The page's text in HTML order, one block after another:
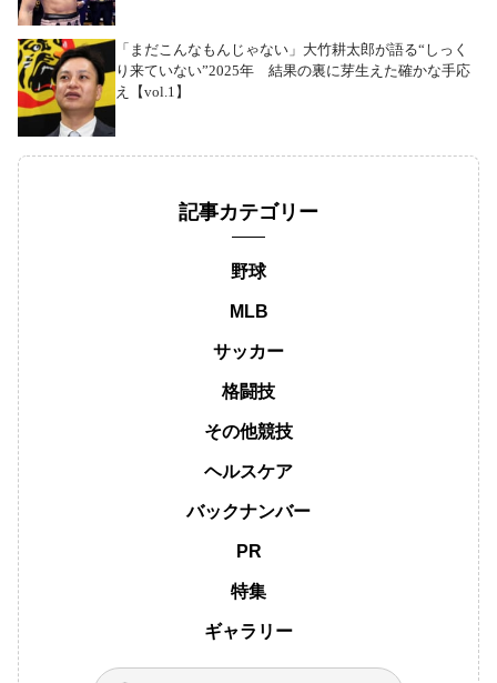
「まだこんなもんじゃない」大竹耕太郎が語る“しっく
り来ていない”2025年 結果の裏に芽生えた確かな手応
え【vol.1】
記事カテゴリー
野球
MLB
サッカー
格闘技
その他競技
ヘルスケア
バックナンバー
PR
特集
ギャラリー